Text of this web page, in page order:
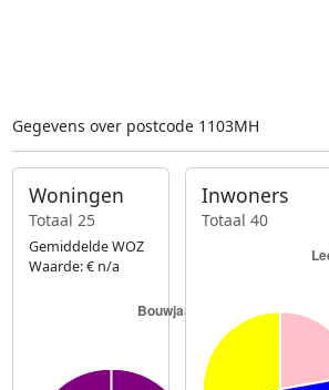
Gegevens over postcode 1103MH
Woningen
Totaal 25
Gemiddelde WOZ
Waarde: € n/a
Inwoners
Totaal 40